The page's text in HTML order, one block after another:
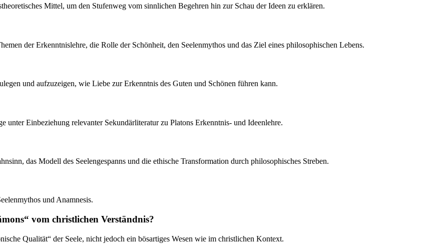
Mittel, um den Stufenweg vom sinnlichen Begehren hin zur Schau der Ideen zu erklären.
der Erkenntnislehre, die Rolle der Schönheit, den Seelenmythos und das Ziel eines philosophischen Lebens.
und aufzuzeigen, wie Liebe zur Erkenntnis des Guten und Schönen führen kann.
unter Einbeziehung relevanter Sekundärliteratur zu Platons Erkenntnis- und Ideenlehre.
das Modell des Seelengespanns und die ethische Transformation durch philosophisches Streben.
und Anamnesis.
vom christlichen Verständnis?
Qualität“ der Seele, nicht jedoch ein bösartiges Wesen wie im christlichen Kontext.